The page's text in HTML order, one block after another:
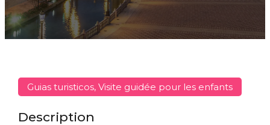
Guias turisticos, Visite guidée pour les enfants
Description